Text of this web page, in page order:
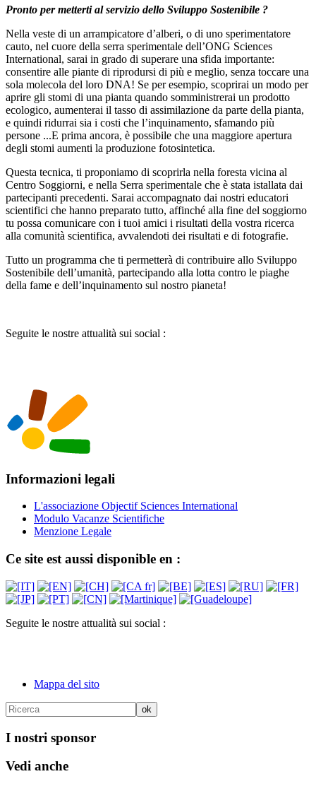
Pronto per metterti al servizio dello Sviluppo Sostenibile ?
Nella veste di un arrampicatore d’alberi, o di uno sperimentatore
cauto, nel cuore della serra sperimentale dell’ONG Sciences
International, sarai in grado di superare una sfida importante:
consentire alle piante di riprodursi di più e meglio, senza toccare una
sola molecola del loro DNA! Se per esempio, scoprirai un modo per
aprire gli stomi di una pianta quando somministrerai un prodotto
ecologico, aumenterai il tasso di assimilazione da parte della pianta,
e quindi ridurrai sia i costi che l’inquinamento, sfamando più
persone ...E prima ancora, è possibile che una maggiore apertura
degli stomi aumenti la produzione fotosintetica.
Questa tecnica, ti proponiamo di scoprirla nella foresta vicina al
Centro Soggiorni, e nella Serra sperimentale che è stata istallata dai
partecipanti precedenti. Sarai accompagnato dai nostri educatori
scientifici che hanno preparato tutto, affinché alla fine del soggiorno
tu possa comunicare con i tuoi amici i risultati della vostra ricerca
alla comunità scientifica, avvalendoti dei risultati e di fotografie.
Tutto un programma che ti permetterà di contribuire allo Sviluppo
Sostenibile dell’umanità, partecipando alla lotta contro le piaghe
della fame e dell’inquinamento sul nostro pianeta!
Seguite le nostre attualità sui social :
Informazioni legali
L'associazione Objectif Sciences International
Modulo Vacanze Scientifiche
Menzione Legale
Ce site est aussi disponible en :
Seguite le nostre attualità sui social :
Mappa del sito
I nostri sponsor
Vedi anche